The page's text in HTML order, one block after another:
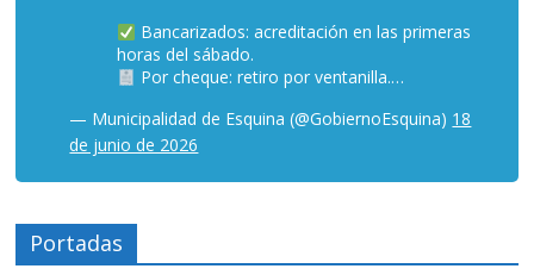
Bancarizados: acreditación en las primeras
horas del sábado.
Por cheque: retiro por ventanilla.…
— Municipalidad de Esquina (@GobiernoEsquina) 18
de junio de 2026
Portadas